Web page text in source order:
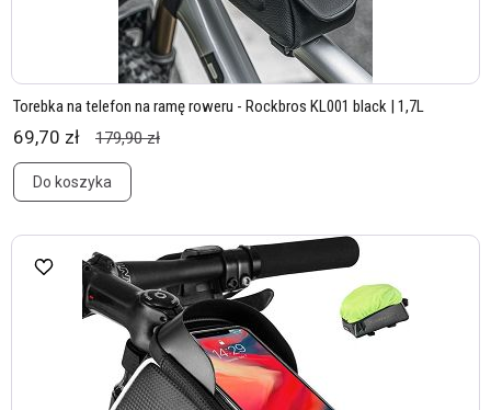
Torebka na telefon na ramę roweru - Rockbros KL001 black | 1,7L
69,70 zł 179,90 zł
Do koszyka